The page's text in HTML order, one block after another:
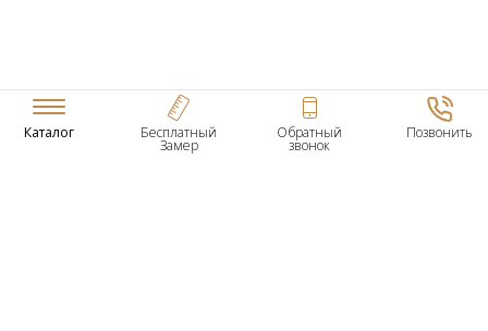
Каталог Бесплатный
Замер
Обратный
звонок
Позвонить